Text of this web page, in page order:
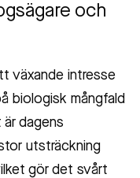
och
växande intresse
biologisk mångfald
dagens
utsträckning
gör det svårt